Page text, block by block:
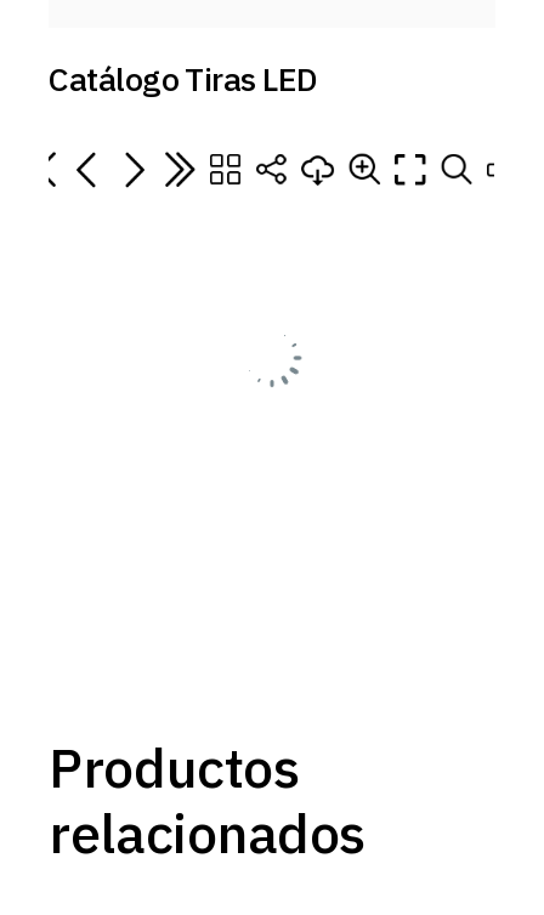
Catálogo Tiras LED
Productos
relacionados